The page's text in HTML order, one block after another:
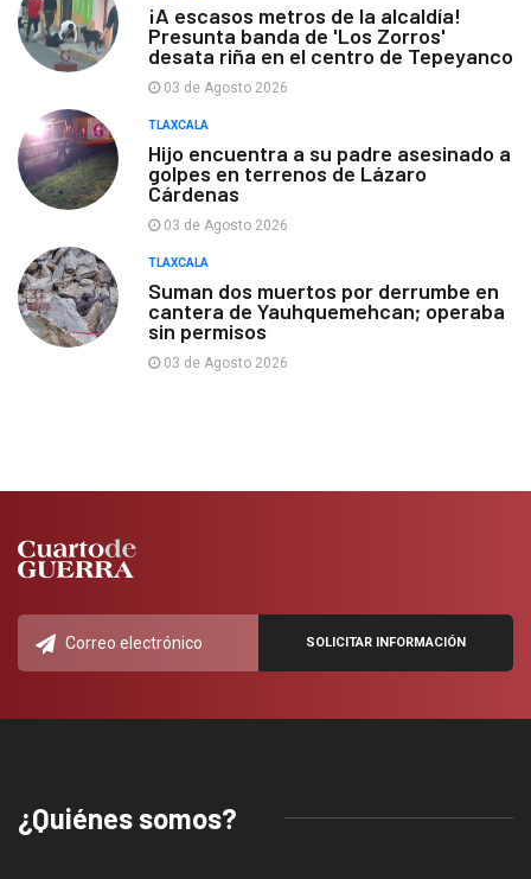
¡A escasos metros de la alcaldía!
Presunta banda de 'Los Zorros'
desata riña en el centro de Tepeyanco
03 de Agosto 2026
TLAXCALA
Hijo encuentra a su padre asesinado a
golpes en terrenos de Lázaro
Cárdenas
03 de Agosto 2026
TLAXCALA
Suman dos muertos por derrumbe en
cantera de Yauhquemehcan; operaba
sin permisos
03 de Agosto 2026
¿Quiénes somos?